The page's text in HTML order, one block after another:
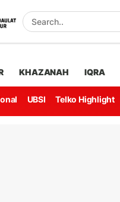
KHAZANAH IQRA
UBSI Telko Highlight